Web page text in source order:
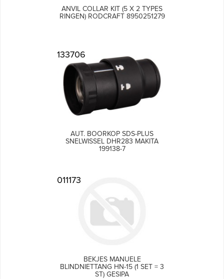
ANVIL COLLAR KIT (5 X 2 TYPES
RINGEN) RODCRAFT 8950251279
133706
AUT. BOORKOP SDS-PLUS
SNELWISSEL DHR283 MAKITA
199138-7
011173
BEKJES MANUELE
BLINDNIETTANG HN-15 (1 SET = 3
ST) GESIPA